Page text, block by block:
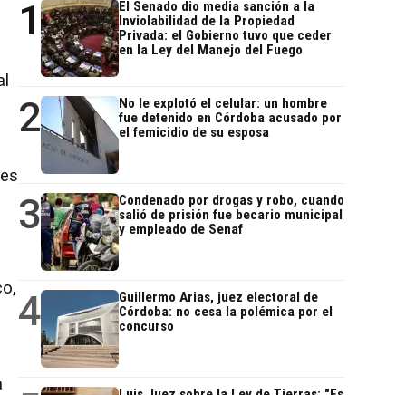
1
El Senado dio media sanción a la
Inviolabilidad de la Propiedad
Privada: el Gobierno tuvo que ceder
en la Ley del Manejo del Fuego
2
No le explotó el celular: un hombre
fue detenido en Córdoba acusado por
el femicidio de su esposa
3
Condenado por drogas y robo, cuando
salió de prisión fue becario municipal
y empleado de Senaf
4
Guillermo Arias, juez electoral de
Córdoba: no cesa la polémica por el
concurso